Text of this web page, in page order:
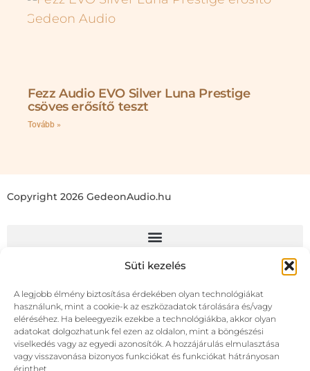
Süti kezelés
A legjobb élmény biztosítása érdekében olyan technológiákat
használunk, mint a cookie-k az eszközadatok tárolására és/vagy
eléréséhez. Ha beleegyezik ezekbe a technológiákba, akkor olyan
adatokat dolgozhatunk fel ezen az oldalon, mint a böngészési
viselkedés vagy az egyedi azonosítók. A hozzájárulás elmulasztása
vagy visszavonása bizonyos funkciókat és funkciókat hátrányosan
érinthet.
Fezz Audio EVO Silver Luna Prestige
csöves erősítő teszt
Tovább »
Copyright 2026 GedeonAudio.hu